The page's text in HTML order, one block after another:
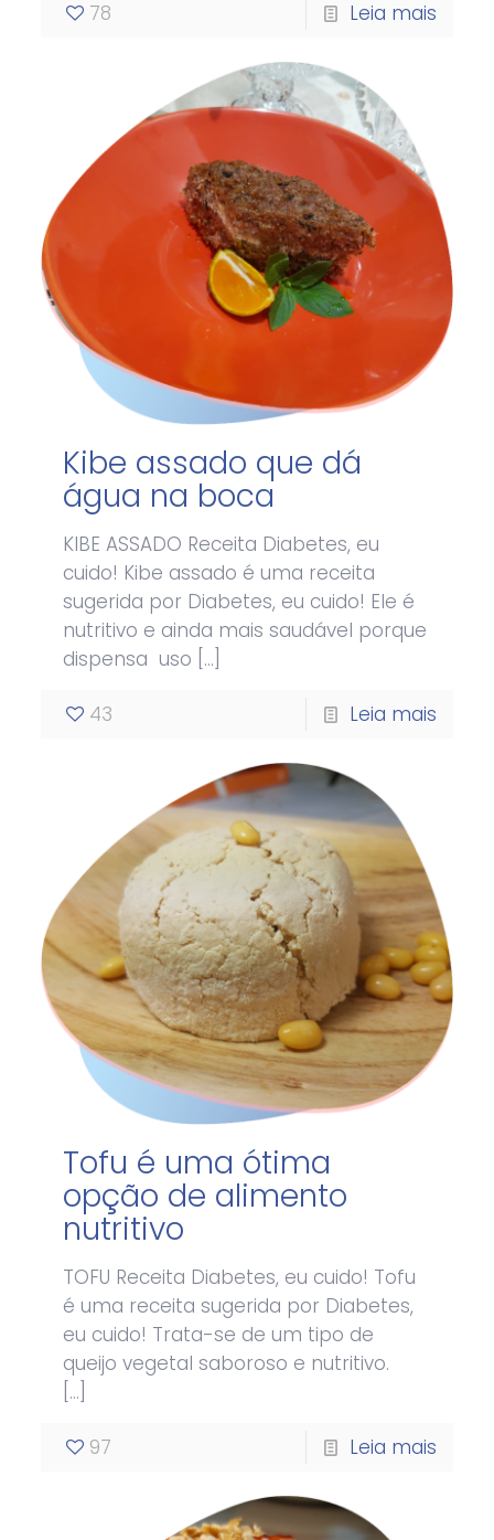
78 Leia mais
Kibe assado que dá
água na boca
KIBE ASSADO Receita Diabetes, eu
cuido! Kibe assado é uma receita
sugerida por Diabetes, eu cuido! Ele é
nutritivo e ainda mais saudável porque
dispensa uso […]
43 Leia mais
Tofu é uma ótima
opção de alimento
nutritivo
TOFU Receita Diabetes, eu cuido! Tofu
é uma receita sugerida por Diabetes,
eu cuido! Trata-se de um tipo de
queijo vegetal saboroso e nutritivo.
[…]
97 Leia mais